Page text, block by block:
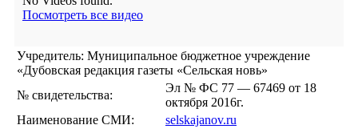
Посмотреть все видео
Учредитель: Муниципальное бюджетное учреждение
«Дубовская редакция газеты «Сельская новь»
№ свидетельства:
Эл № ФС 77 — 67469 от 18
октября 2016г.
Наименование СМИ:
selskajanov.ru